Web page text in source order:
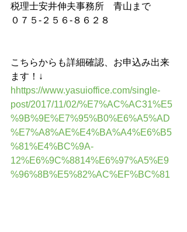
税理士安井伸夫事務所　青山まで
０７５-２５６-８６２８
こちらからも詳細確認、お申込み出来
ます！↓
hhttps://www.yasuioffice.com/single-
post/2017/11/02/%E7%AC%AC31%E5
%9B%9E%E7%95%B0%E6%A5%AD
%E7%A8%AE%E4%BA%A4%E6%B5
%81%E4%BC%9A-
12%E6%9C%8814%E6%97%A5%E9
%96%8B%E5%82%AC%EF%BC%81